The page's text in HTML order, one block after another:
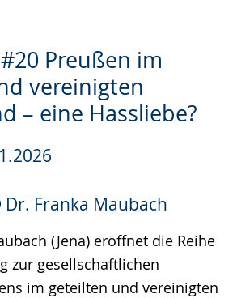
Preußen im
vereinigten
– eine Hassliebe?
Dr. Franka Maubach
(Jena) eröffnet die Reihe
zur gesellschaftlichen
im geteilten und vereinigten